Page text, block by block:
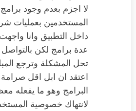
لا اجزم بعدم وجود
المستخدمين بعمليات
داخل التطبيق وانا
عدة برامج لكن
تحل المشكلة وترجع
اعتقد ان ابل اقل
البرامج وهو ما يفعله
لانتهاك خصوصية